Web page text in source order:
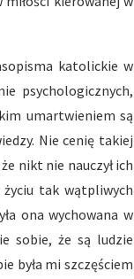
katolickie w
psychologicznych,
umartwieniem są
Nie cenię takiej
nikt nie nauczył ich
tak wątpliwych
ona wychowana w
sobie, że są ludzie
była mi szczęściem